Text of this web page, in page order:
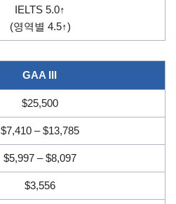
IELTS 5.0↑
(영역별 4.5↑)
GAA III
$25,500
$7,410 – $13,785
$5,997 – $8,097
$3,556